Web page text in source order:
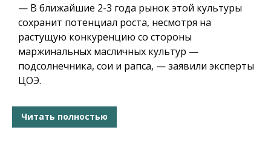
— В ближайшие 2-3 года рынок этой культуры
сохранит потенциал роста, несмотря на
растущую конкуренцию со стороны
маржинальных масличных культур —
подсолнечника, сои и рапса, — заявили эксперты
ЦОЭ.
Читать полностью